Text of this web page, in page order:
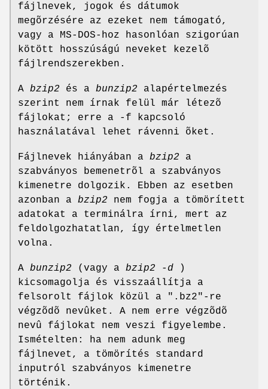
fájlnevek, jogok és dátumok
megõrzésére az ezeket nem támogató,
vagy a MS-DOS-hoz hasonlóan szigorúan
kötött hosszúságú neveket kezelõ
fájlrendszerekben.
A bzip2 és a bunzip2 alapértelmezés
szerint nem írnak felül már létezõ
fájlokat; erre a -f kapcsoló
használatával lehet rávenni õket.
Fájlnevek hiányában a bzip2 a
szabványos bemenetrõl a szabványos
kimenetre dolgozik. Ebben az esetben
azonban a bzip2 nem fogja a tömörített
adatokat a terminálra írni, mert az
feldolgozhatatlan, így értelmetlen
volna.
A bunzip2 (vagy a bzip2 -d )
kicsomagolja és visszaállítja a
felsorolt fájlok közül a ".bz2"-re
végzõdõ nevûket. A nem erre végzõdõ
nevû fájlokat nem veszi figyelembe.
Ismételten: ha nem adunk meg
fájlnevet, a tömörítés standard
inputról szabványos kimenetre
történik.